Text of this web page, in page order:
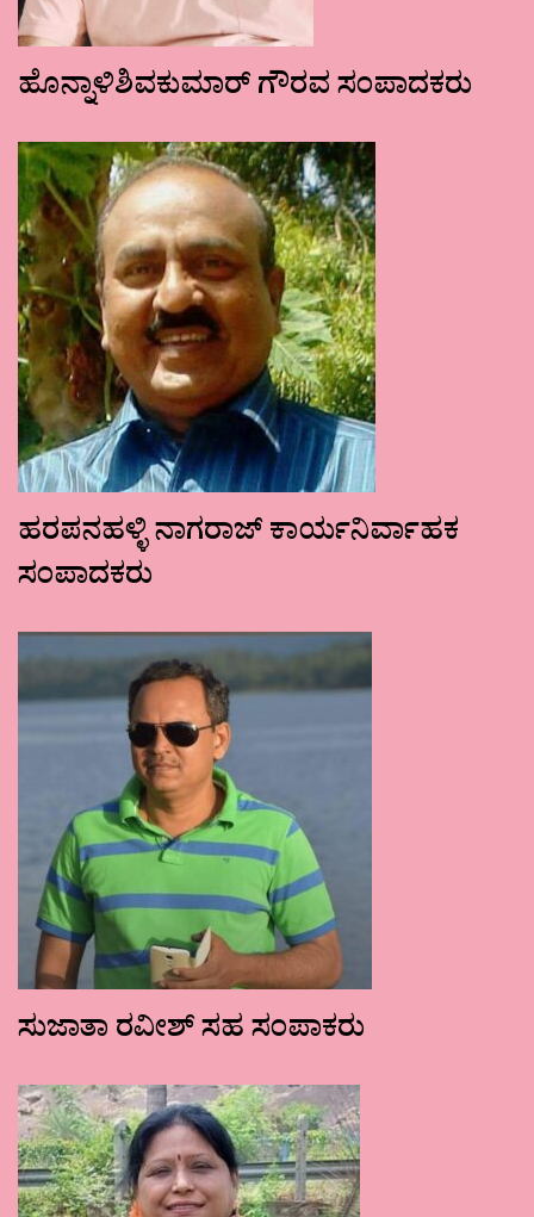
ಹೊನ್ನಾಳಿಶಿವಕುಮಾರ್ ಗೌರವ ಸಂಪಾದಕರು
ಹರಪನಹಳ್ಳಿ ನಾಗರಾಜ್ ಕಾರ್ಯನಿರ್ವಾಹಕ
ಸಂಪಾದಕರು
ಸುಜಾತಾ ರವೀಶ್ ಸಹ ಸಂಪಾಕರು